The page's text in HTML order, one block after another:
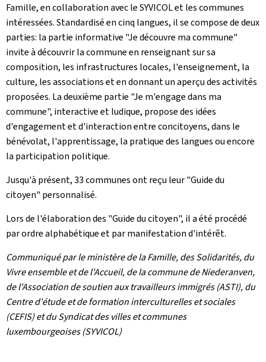
Famille, en collaboration avec le SYVICOL et les communes
intéressées. Standardisé en cinq langues, il se compose de deux
parties: la partie informative "Je découvre ma commune"
invite à découvrir la commune en renseignant sur sa
composition, les infrastructures locales, l'enseignement, la
culture, les associations et en donnant un aperçu des activités
proposées. La deuxième partie "Je m'engage dans ma
commune", interactive et ludique, propose des idées
d'engagement et d'interaction entre concitoyens, dans le
bénévolat, l'apprentissage, la pratique des langues ou encore
la participation politique.
Jusqu'à présent, 33 communes ont reçu leur "Guide du
citoyen" personnalisé.
Lors de l'élaboration des "Guide du citoyen", il a été procédé
par ordre alphabétique et par manifestation d'intérêt.
Communiqué par le ministère de la Famille, des Solidarités, du
Vivre ensemble et de l'Accueil, de la commune de Niederanven,
de l'Association de soutien aux travailleurs immigrés (ASTI), du
Centre d'étude et de formation interculturelles et sociales
(CEFIS) et du Syndicat des villes et communes
luxembourgeoises (SYVICOL)